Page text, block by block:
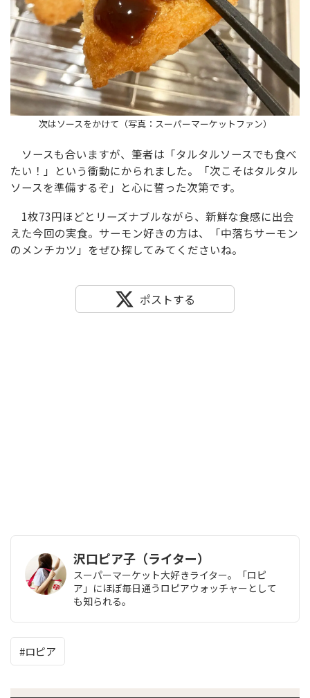
次はソースをかけて（写真：スーパーマーケットファン）
ソースも合いますが、筆者は「タルタルソースでも食べ
たい！」という衝動にかられました。「次こそはタルタル
ソースを準備するぞ」と心に誓った次第です。
1枚73円ほどとリーズナブルながら、新鮮な食感に出会
えた今回の実食。サーモン好きの方は、「中落ちサーモン
のメンチカツ」をぜひ探してみてくださいね。
ポストする
沢口ピア子（ライター）
スーパーマーケット大好きライター。「ロピ
ア」にほぼ毎日通うロピアウォッチャーとして
も知られる。
ロピア